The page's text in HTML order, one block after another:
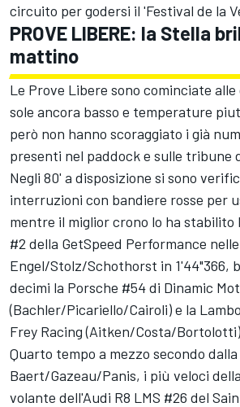
circuito per godersi il 'Festival de la
PROVE LIBERE: la Stella
mattino
Le Prove Libere sono cominciate
sole ancora basso e temperature
però non hanno scoraggiato i già
presenti nel paddock e sulle tribune
Negli 80' a disposizione si sono
interruzioni con bandiere rosse per
mentre il miglior crono lo ha stabilito
#2 della GetSpeed Performance
Engel/Stolz/Schothorst in 1'44"366,
decimi la Porsche #54 di Dinamic
(Bachler/Picariello/Cairoli) e la
Frey Racing (Aitken/Costa/
Quarto tempo a mezzo secondo
Baert/Gazeau/Panis, i più veloci
volante dell'Audi R8 LMS #26 del